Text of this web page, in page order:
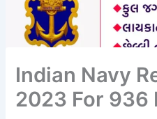
Indian Navy
2023 For 936